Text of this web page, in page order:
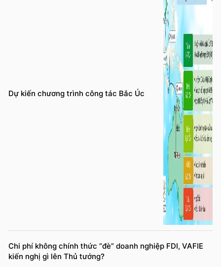
Dự kiến chương trình công tác Bắc Úc
Chi phí không chính thức “đè” doanh nghiệp FDI, VAFIE
kiến nghị gì lên Thủ tướng?